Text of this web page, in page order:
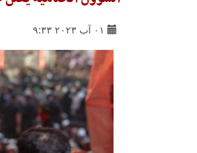
٠١ آب ٢٠٢٣ ٩:٣٣